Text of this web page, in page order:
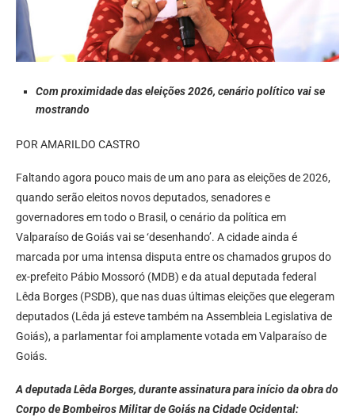
Com proximidade das eleições 2026, cenário político vai se
mostrando
POR AMARILDO CASTRO
Faltando agora pouco mais de um ano para as eleições de 2026,
quando serão eleitos novos deputados, senadores e
governadores em todo o Brasil, o cenário da política em
Valparaíso de Goiás vai se ‘desenhando’. A cidade ainda é
marcada por uma intensa disputa entre os chamados grupos do
ex-prefeito Pábio Mossoró (MDB) e da atual deputada federal
Lêda Borges (PSDB), que nas duas últimas eleições que elegeram
deputados (Lêda já esteve também na Assembleia Legislativa de
Goiás), a parlamentar foi amplamente votada em Valparaíso de
Goiás.
A deputada Lêda Borges, durante assinatura para início da obra do
Corpo de Bombeiros Militar de Goiás na Cidade Ocidental: